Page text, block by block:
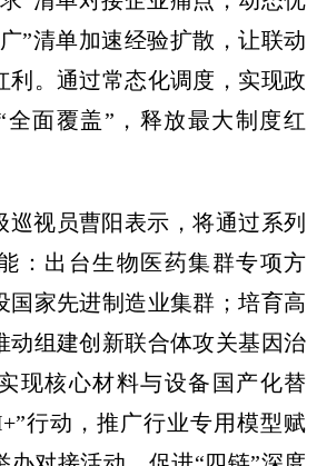
”清单加速经验扩散，让联动
利。通过常态化调度，实现政
全面覆盖”，释放最大制度红
巡视员曹阳表示，将通过系列
：出台生物医药集群专项方
国家先进制造业集群；培育高
动组建创新联合体攻关基因治
现核心材料与设备国产化替
行动，推广行业专用模型赋